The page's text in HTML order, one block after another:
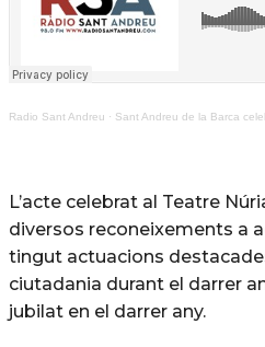
Radio Sant Andreu · Sant Andreu de la Barca celebra la
L’acte celebrat al Teatre
diversos reconeixements a
tingut actuacions
ciutadania durant el darrer
jubilat en el darrer any.